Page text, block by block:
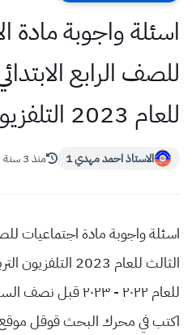
اسئلة واجوبة مادة
للصف الرابع
للعام 2023 التلفزيون التربوي
الاستاذ احمد مهدي 1 منذ 3 سنة
اسئلة واجوبة مادة اجتماعيات
الثالث للعام 2023
للعام ٢٠٢٢ - ٢٠٢٣
اكتب في محرك البحث قوقل